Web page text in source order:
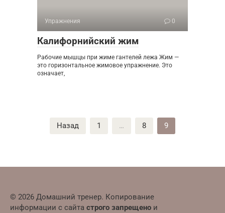
Упражнения 0
Калифорнийский жим
Рабочие мышцы при жиме гантелей лежа Жим —
это горизонтальное жимовое упражнение. Это
означает,
Назад 1 … 8 9
© 2026 Домашний тренер. Копирование
информации с сайта строго запрещено и